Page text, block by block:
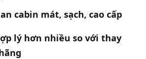
cabin mát, sạch, cao cấp
lý hơn nhiều so với thay